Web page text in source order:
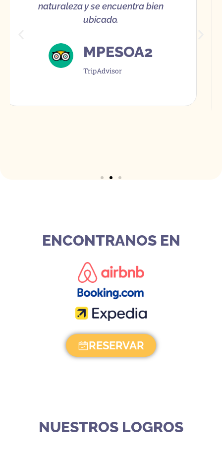
Puede contemplar el río y disfrutar de
su desayuno al aire libre en el clima
GERDA P
ENCONTRANOS EN
RESERVAR
NUESTROS LOGROS